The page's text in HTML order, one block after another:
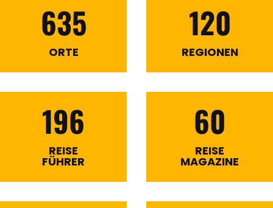
635
ORTE
120
REGIONEN
196
REISE
FÜHRER
60
REISE
MAGAZINE